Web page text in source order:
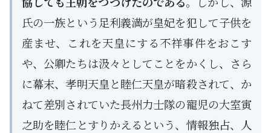
氏の一族という足利義満が皇妃を犯して子供を
産ませ、これを天皇にする不祥事件をおこす
や、公卿たちは汲々としてことをかくし、さら
に幕末、孝明天皇と睦仁天皇が暗殺されて、か
ねて差別されていた長州力士隊の寵児の大室寅
之助を睦仁とすりかえるという、情報独占、人